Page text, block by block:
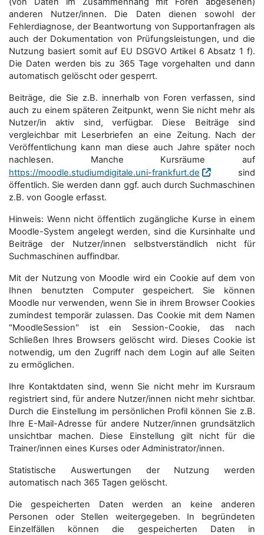
anderen Nutzer/innen. Die Daten dienen sowohl der
Fehlerdiagnose, der Beantwortung von Supportanfragen als
auch der Dokumentation von Prüfungsleistungen, und die
Nutzung basiert somit auf EU DSGVO Artikel 6 Absatz 1 f).
Die Daten werden bis zu 365 Tage vorgehalten und dann
automatisch gelöscht oder gesperrt.
Beiträge, die Sie z.B. innerhalb von Foren verfassen, sind
auch zu einem späteren Zeitpunkt, wenn Sie nicht mehr als
Nutzer/in aktiv sind, verfügbar. Diese Beiträge sind
vergleichbar mit Leserbriefen an eine Zeitung. Nach der
Veröffentlichung kann man diese auch Jahre später noch
nachlesen. Manche Kursräume auf
https://moodle.studiumdigitale.uni-frankfurt.de
sind
öffentlich. Sie werden dann ggf. auch durch Suchmaschinen
z.B. von Google erfasst.
Hinweis: Wenn nicht öffentlich zugängliche Kurse in einem
Moodle-System angelegt werden, sind die Kursinhalte und
Beiträge der Nutzer/innen selbstverständlich nicht für
Suchmaschi­nen auffindbar.
Mit der Nutzung von Moodle wird ein Cookie auf dem von
Ihnen benutzten Computer gespeichert. Sie können
Moodle nur verwenden, wenn Sie in ihrem Browser Cookies
zumindest temporär zulassen. Das Cookie mit dem Namen
"MoodleSession" ist ein Session-Cookie, das nach
Schließen Ihres Browsers gelöscht wird. Dieses Cookie ist
notwendig, um den Zugriff nach dem Login auf alle Seiten
zu ermöglichen.
Ihre Kontaktdaten sind, wenn Sie nicht mehr im Kursraum
registriert sind, für andere Nutzer/innen nicht mehr sichtbar.
Durch die Einstellung im persönlichen Profil können Sie z.B.
Ihre E-Mail-Adresse für andere Nutzer/innen grundsätzlich
unsichtbar machen. Diese Einstellung gilt nicht für die
Trainer/innen eines Kurses oder Administrator/innen.
Statistische Auswertungen der Nutzung werden
automatisch nach 365 Tagen gelöscht.
Die gespeicherten Daten werden an keine anderen
Personen oder Stellen weitergegeben. In begründeten
Einzelfällen können die gespeicherten Daten in